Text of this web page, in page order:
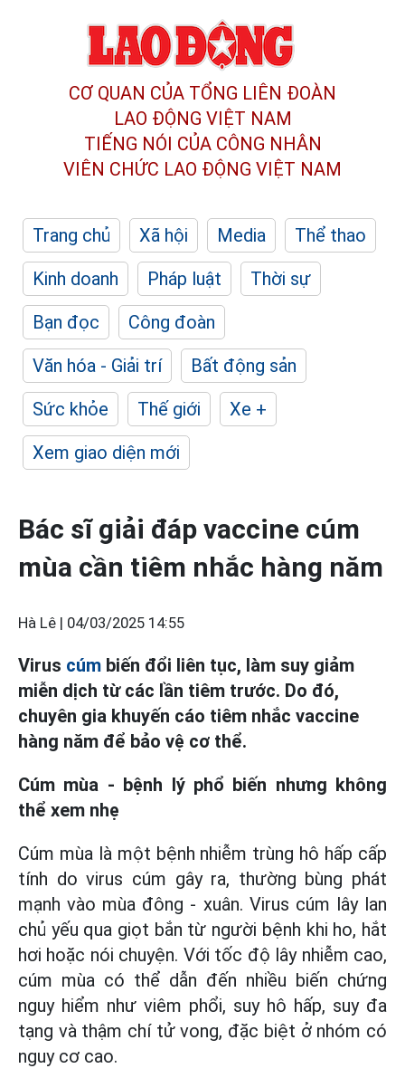
CƠ QUAN CỦA TỔNG LIÊN ĐOÀN
LAO ĐỘNG VIỆT NAM
TIẾNG NÓI CỦA CÔNG NHÂN
VIÊN CHỨC LAO ĐỘNG VIỆT NAM
Trang chủ Xã hội Media
Thể thao
Kinh doanh
Pháp luật
Thời sự
Bạn đọc
Công đoàn
Văn hóa - Giải trí
Bất động sản
Sức khỏe
Thế giới
Xe +
Xem giao diện mới
Bác sĩ giải đáp vaccine cúm
mùa cần tiêm nhắc hàng năm
Hà Lê | 04/03/2025 14:55
Virus cúm biến đổi liên tục, làm suy giảm
miễn dịch từ các lần tiêm trước. Do đó,
chuyên gia khuyến cáo tiêm nhắc vaccine
hàng năm để bảo vệ cơ thể.
Cúm mùa - bệnh lý phổ biến nhưng không
thể xem nhẹ
Cúm mùa là một bệnh nhiễm trùng hô hấp cấp
tính do virus cúm gây ra, thường bùng phát
mạnh vào mùa đông - xuân. Virus cúm lây lan
chủ yếu qua giọt bắn từ người bệnh khi ho, hắt
hơi hoặc nói chuyện. Với tốc độ lây nhiễm cao,
cúm mùa có thể dẫn đến nhiều biến chứng
nguy hiểm như viêm phổi, suy hô hấp, suy đa
tạng và thậm chí tử vong, đặc biệt ở nhóm có
nguy cơ cao.